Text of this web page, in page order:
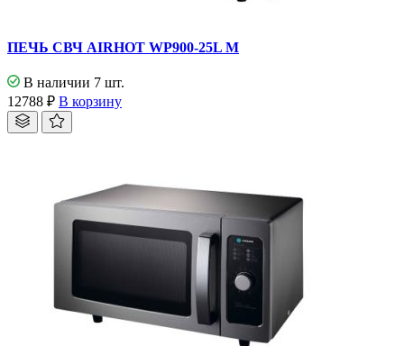
ПЕЧЬ СВЧ AIRHOT WP900-25L M
В наличии 7 шт.
12788 ₽ В корзину